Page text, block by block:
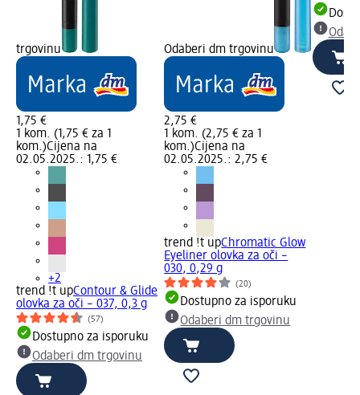
trgovinu
1,75 €
1 kom. (1,75 € za 1
kom.)Cijena na
02.05.2025.: 1,75 €
+2
trend !t upContour & Glide
olovka za oči – 037, 0,3 g
(57)
Dostupno za isporuku
Odaberi dm trgovinu
Odaberi dm trgovinu
2,75 €
1 kom. (2,75 € za 1
kom.)Cijena na
02.05.2025.: 2,75 €
trend !t upChromatic Glow
Eyeliner olovka za oči –
030, 0,29 g
(20)
Dostupno za isporuku
Odaberi dm trgovinu